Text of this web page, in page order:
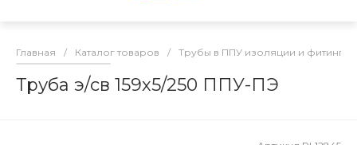
Главная / Каталог товаров / Трубы в ППУ изоляции и фитинги
Труба э/св 159х5/250 ППУ-ПЭ